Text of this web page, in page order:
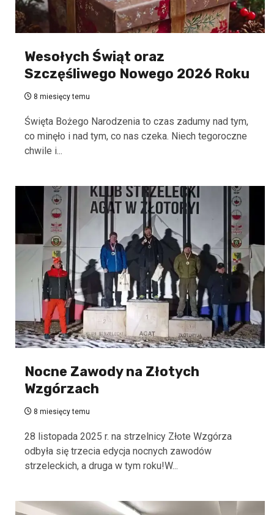
Wesołych Świąt oraz
Szczęśliwego Nowego 2026 Roku
8 miesięcy temu
Święta Bożego Narodzenia to czas zadumy nad tym,
co minęło i nad tym, co nas czeka. Niech tegoroczne
chwile i...
Nocne Zawody na Złotych
Wzgórzach
8 miesięcy temu
28 listopada 2025 r. na strzelnicy Złote Wzgórza
odbyła się trzecia edycja nocnych zawodów
strzeleckich, a druga w tym roku!W...